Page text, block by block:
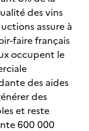
des vins
assure à
faire français
occupent le
des aides
des
et reste
600 000